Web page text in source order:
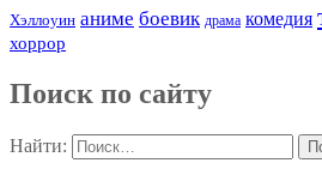
Хэллоуин аниме боевик драма комедия
хоррор
Поиск по сайту
Найти: